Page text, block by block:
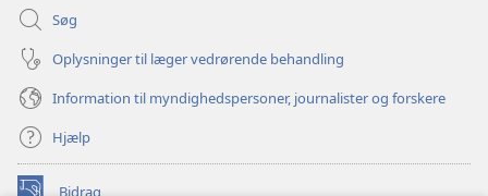
Søg
Oplysninger til læger vedrørende behandling
Information til myndighedspersoner, journalister og forskere
Hjælp
Bidrag